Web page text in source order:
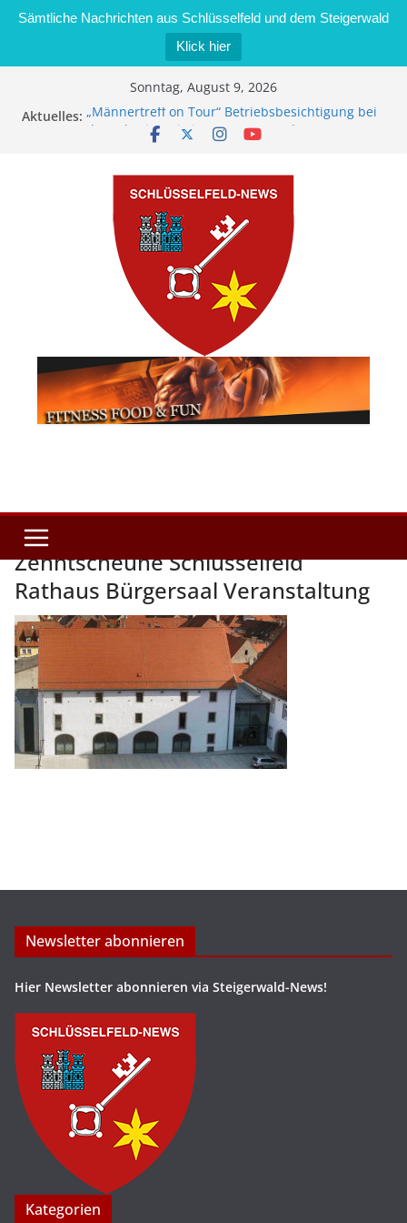
Sämtliche Nachrichten aus Schlüsselfeld und dem Steigerwald
Klick hier
Sonntag, August 9, 2026
Aktuelles: „Männertreff on Tour“ Betriebsbesichtigung bei
der Schreinerei Zimmermann GmbH
Kontrolle
Stadt Schlüsselfeld bietet Online-Anmeldung für
Kindergartenplätze an
Dieseldiebstahl im Wert von 600 Euro
Zehntscheune Schlüsselfeld
Rathaus Bürgersaal Veranstaltung
Newsletter abonnieren
Hier Newsletter abonnieren via Steigerwald-News!
Kategorien